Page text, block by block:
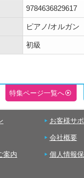
9784636829617
ピアノ/オルガン
初級
特集ページ一覧へ
お客様サ
会社概要
案内 個人情報